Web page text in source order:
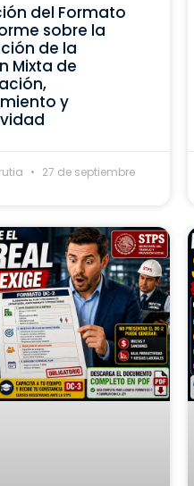
del Formato
sobre la
de la
Mixta de
y
27 de septiembre